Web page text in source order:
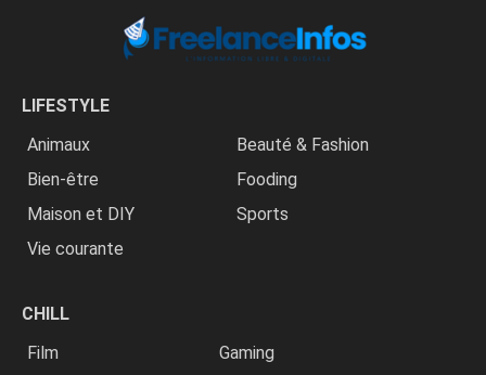
LIFESTYLE
Animaux
Beauté & Fashion
Bien-être
Fooding
Maison et DIY
Sports
Vie courante
CHILL
Film
Gaming